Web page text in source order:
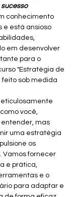
conhecimento
e está ansioso
em desenvolver
para o
"Estratégia de
feito sob medida
você,
entender, mas
uma estratégia
os
Vamos fornecer
e prática,
e o
para adaptar e